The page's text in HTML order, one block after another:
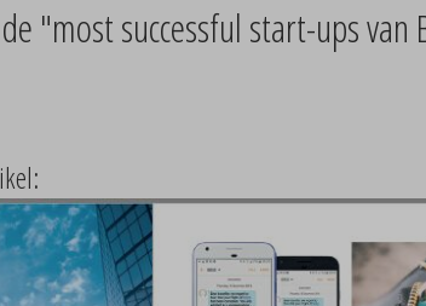
"most successful start-ups